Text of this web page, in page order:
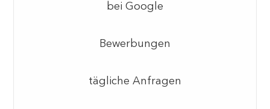
bei Google
Bewerbungen
tägliche Anfragen